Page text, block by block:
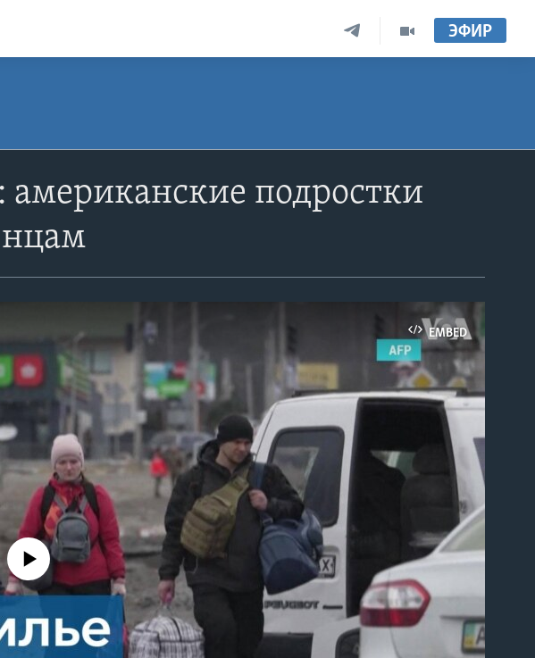
ЭФИР
подростки
EMBED
currently available